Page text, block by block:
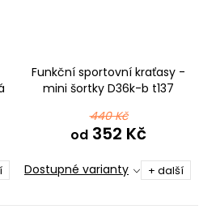
Funkční sportovní kraťasy -
mini šortky D36k-b t137
440 Kč
od 352 Kč
Dostupné varianty + další